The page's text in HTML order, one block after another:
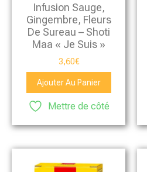
Infusion Sauge,
Gingembre, Fleurs
De Sureau – Shoti
Maa « Je Suis »
3,60€
Ajouter Au Panier
Mettre de côté